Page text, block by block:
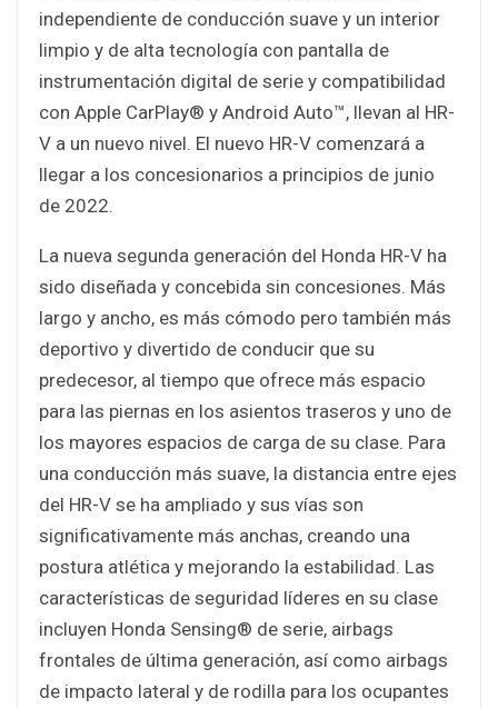
independiente de conducción suave y un interior
limpio y de alta tecnología con pantalla de
instrumentación digital de serie y compatibilidad
con Apple CarPlay® y Android Auto™, llevan al HR-
V a un nuevo nivel. El nuevo HR-V comenzará a
llegar a los concesionarios a principios de junio
de 2022.
La nueva segunda generación del Honda HR-V ha
sido diseñada y concebida sin concesiones. Más
largo y ancho, es más cómodo pero también más
deportivo y divertido de conducir que su
predecesor, al tiempo que ofrece más espacio
para las piernas en los asientos traseros y uno de
los mayores espacios de carga de su clase. Para
una conducción más suave, la distancia entre ejes
del HR-V se ha ampliado y sus vías son
significativamente más anchas, creando una
postura atlética y mejorando la estabilidad. Las
características de seguridad líderes en su clase
incluyen Honda Sensing® de serie, airbags
frontales de última generación, así como airbags
de impacto lateral y de rodilla para los ocupantes